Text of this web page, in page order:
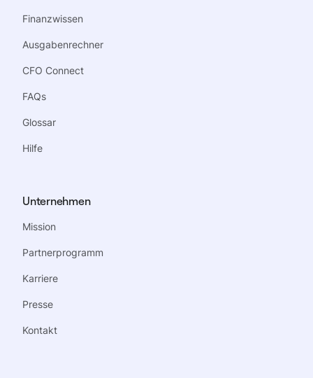
Finanzwissen
Ausgabenrechner
CFO Connect
FAQs
Glossar
Hilfe
Unternehmen
Mission
Partnerprogramm
Karriere
Presse
Kontakt